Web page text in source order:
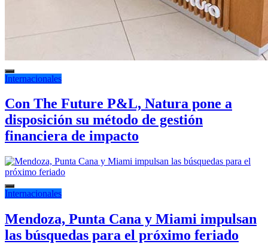
Internacionales
Con The Future P&L, Natura pone a
disposición su método de gestión
financiera de impacto
Internacionales
Mendoza, Punta Cana y Miami impulsan
las búsquedas para el próximo feriado